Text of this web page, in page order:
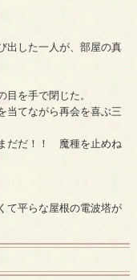
出した一人が、部屋の真
を手で閉じた。
当てながら再会を喜ぶ三
だだ！！ 魔種を止めね
て平らな屋根の電波塔が